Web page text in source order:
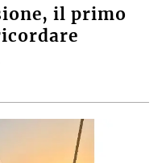
il primo